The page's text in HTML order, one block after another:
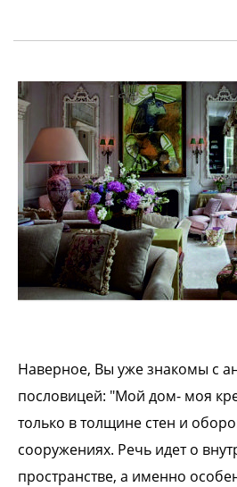
Наверное, Вы уже знакомы с
пословицей: "Мой дом- моя
только в толщине стен и
сооружениях. Речь идет о
пространстве, а именно